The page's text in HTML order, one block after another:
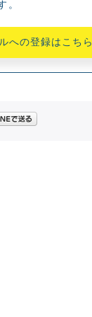
。
への登録はこちら